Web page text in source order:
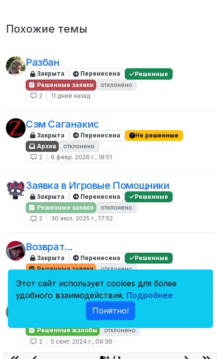
Похожие темы
Разбан
Закрыта Перенесена
Решенные
Решенные заявки
отклонено
2
11 дней назад
Сэм Саганакис
Закрыта Перенесена
Не решенные
Архив
отклонено
2
6 февр. 2026 г., 18:51
Заявка в Игровые Помощники
Закрыта Перенесена
Решенные
Решенные заявки
отклонено
2
30 июл. 2025 г., 17:52
Возврат...
Закрыта Перенесена
Решенные
Решенные заявки
отклонено
Жалоба на 1000+7
Перенесена
Решенные
Решенные жалобы
отклонено
2
5 сент. 2024 г., 09:36
Этот сайт использует cookies для более
удобного взаимодействия. Подробнее
Понятно!